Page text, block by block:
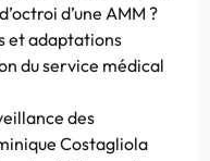
d’une AMM ?
et adaptations
du service médical
des
Costagliola